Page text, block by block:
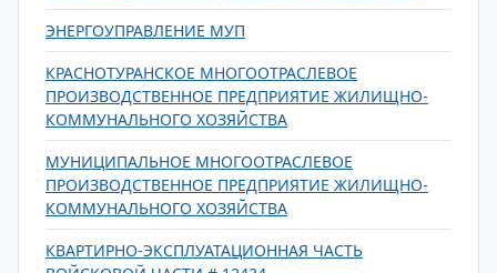
ЭНЕРГОУПРАВЛЕНИЕ МУП
КРАСНОТУРАНСКОЕ МНОГООТРАСЛЕВОЕ
ПРОИЗВОДСТВЕННОЕ ПРЕДПРИЯТИЕ ЖИЛИЩНО-
КОММУНАЛЬНОГО ХОЗЯЙСТВА
МУНИЦИПАЛЬНОЕ МНОГООТРАСЛЕВОЕ
ПРОИЗВОДСТВЕННОЕ ПРЕДПРИЯТИЕ ЖИЛИЩНО-
КОММУНАЛЬНОГО ХОЗЯЙСТВА
КВАРТИРНО-ЭКСПЛУАТАЦИОННАЯ ЧАСТЬ